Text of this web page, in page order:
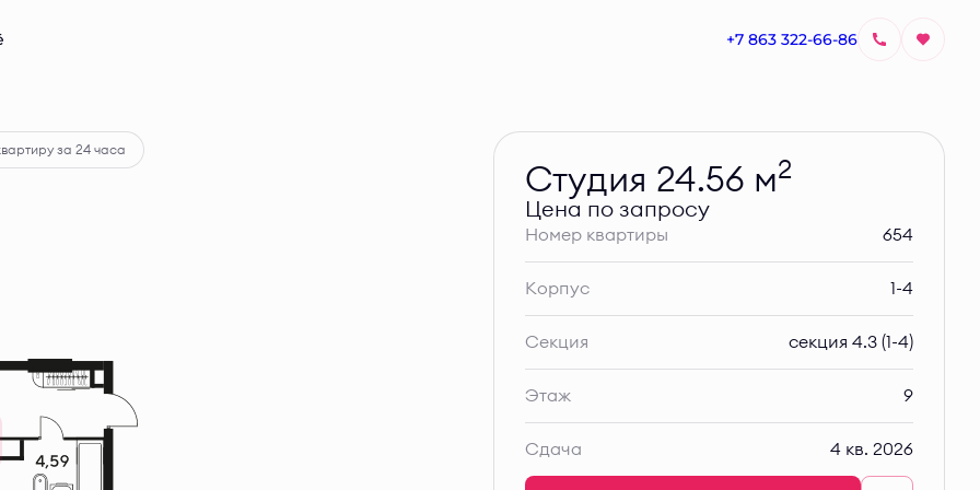
+7 863 322-66-86Узнать цену
за 24 часа
Студия 24.56 м2
Цена по запросу
Номер квартиры 654
Корпус 1-4
Секция секция 4.3 (1-4)
Этаж 9
Сдача 4 кв. 2026